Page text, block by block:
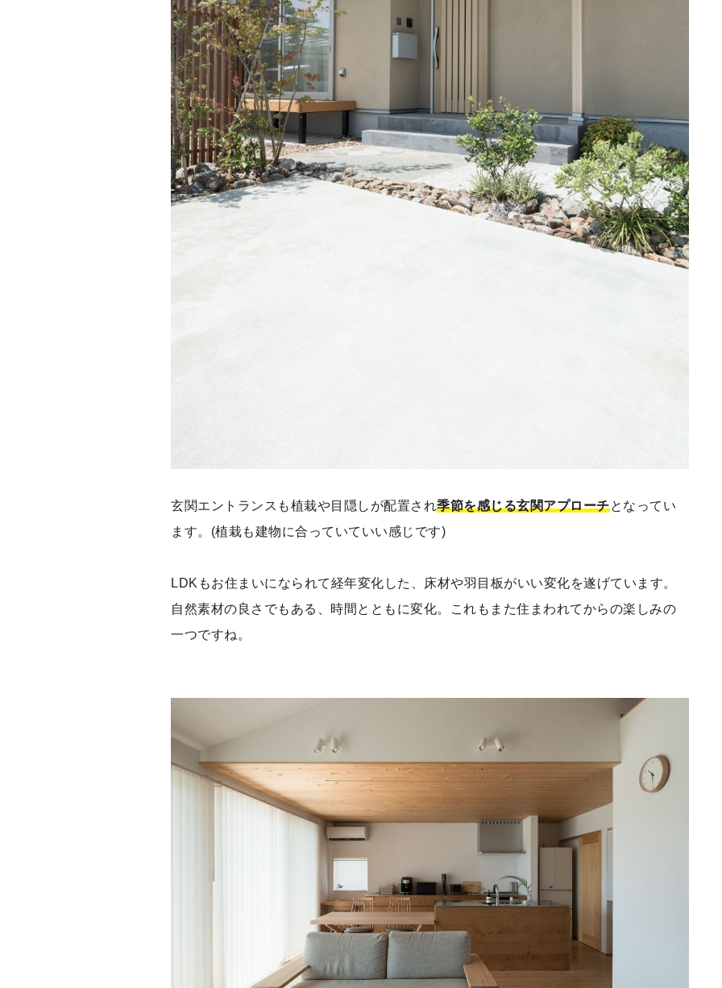
玄関エントランスも植栽や目隠しが配置され季節を感じる玄関アプローチとなってい
ます。(植栽も建物に合っていていい感じです)
LDKもお住まいになられて経年変化した、床材や羽目板がいい変化を遂げています。
自然素材の良さでもある、時間とともに変化。これもまた住まわれてからの楽しみの
一つですね。